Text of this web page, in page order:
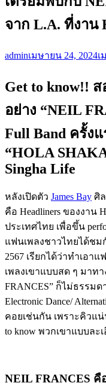
จาก L.A. ที่งาน
adminเมษายน 24, 2024เ
Get to know!!
อย่าง “NEIL
Full Band ครั้ง
“HOLA
Singha Life
หลังเปิดตัว James Bay ศิ
คือ Headliners ของงาน
ประเทศไทย เพื่อขึ้น
แฟนเพลงชาวไทยได้ชม
2567 เรียกได้ว่าทำเอา
เพลงเขาแบบสด ๆ มาทา
FRANCES” ก็ไม่ธรรม
Electronic Dance/
คอยเช่นกัน เพราะคิวแ
to know พวกเขาแบบละ
NEIL FRANCES คื